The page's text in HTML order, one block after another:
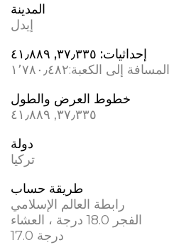
المدينة
إيدل
إحداثيات: ٣٧٫٣٣٥, ٤١٫٨٨٩
المسافة إلى الكعبة:١٬٧٨٠٫٤٨٢
خطوط العرض والطول
٣٧٫٣٣٥, ٤١٫٨٨٩
دولة
تركيا
طريقة حساب
رابطة العالم الإسلامي
الفجر 18.0 درجة ، العشاء
17.0 درجة